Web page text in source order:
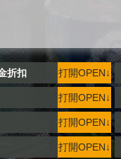
折扣 打開OPEN↓
打開OPEN↓
打開OPEN↓
打開OPEN↓